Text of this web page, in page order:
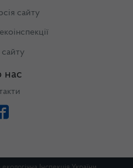
сайту
нас